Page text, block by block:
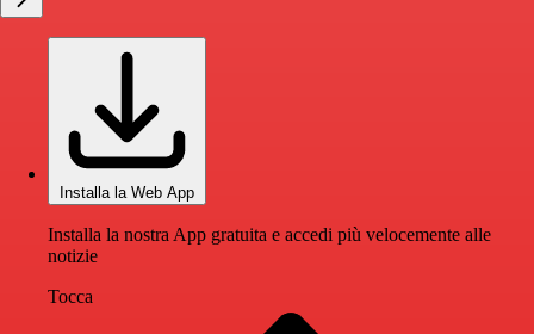
Installa la Web App
Installa la nostra App gratuita e accedi più velocemente alle
notizie
Tocca